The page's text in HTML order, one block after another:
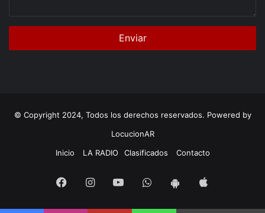
© Copyright 2024, Todos los derechos reservados. Powered by
LocucionAR
Inicio
LA RADIO Clasificados Contacto
FacebookInstagramYoutubeWhatsapp
iOS